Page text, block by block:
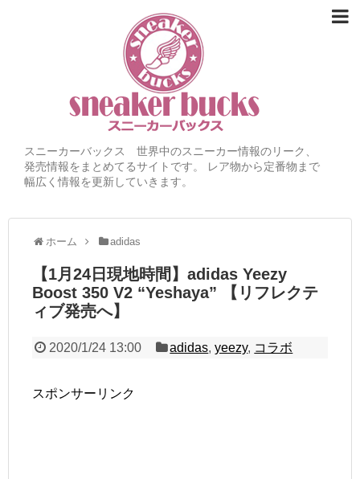
スニーカーバックス 世界中のスニーカー情報のリーク、
発売情報をまとめてるサイトです。 レア物から定番物まで
幅広く情報を更新していきます。
ホーム adidas
【1月24日現地時間】adidas Yeezy
Boost 350 V2 “Yeshaya” 【リフレクテ
ィブ発売へ】
2020/1/24 13:00 adidas,yeezy, コラボ
スポンサーリンク